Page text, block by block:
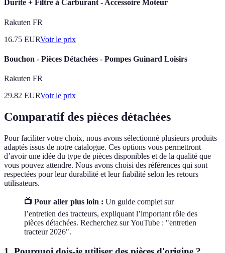
Durite + Filtre à Carburant - Accessoire Moteur
Rakuten FR
16.75 EURVoir le prix
Bouchon - Pièces Détachées - Pompes Guinard Loisirs
Rakuten FR
29.82 EURVoir le prix
Comparatif des pièces détachées
Pour faciliter votre choix, nous avons sélectionné plusieurs produits
adaptés issus de notre catalogue. Ces options vous permettront
d’avoir une idée du type de pièces disponibles et de la qualité que
vous pouvez attendre. Nous avons choisi des références qui sont
respectées pour leur durabilité et leur fiabilité selon les retours
utilisateurs.
📺 Pour aller plus loin : Un guide complet sur
l’entretien des tracteurs, expliquant l’important rôle des
pièces détachées. Recherchez sur YouTube : "entretien
tracteur 2026".